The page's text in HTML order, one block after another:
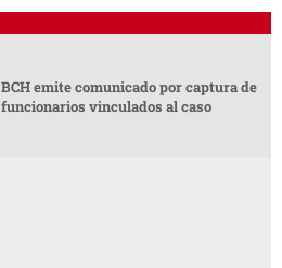
BCH emite comunicado por captura de
funcionarios vinculados al caso